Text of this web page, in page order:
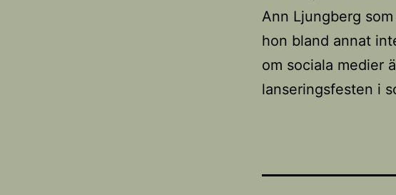
Ann Ljungberg
hon bland annat
om sociala medier
lanseringsfesten i